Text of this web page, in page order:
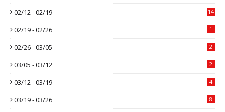
02/12 - 02/19 14
02/19 - 02/26 1
02/26 - 03/05 2
03/05 - 03/12 2
03/12 - 03/19 4
03/19 - 03/26 8